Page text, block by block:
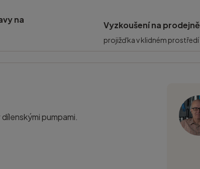
na
Vyzkoušení na prodejně
projižďka v klidném prostředí
pumpami.